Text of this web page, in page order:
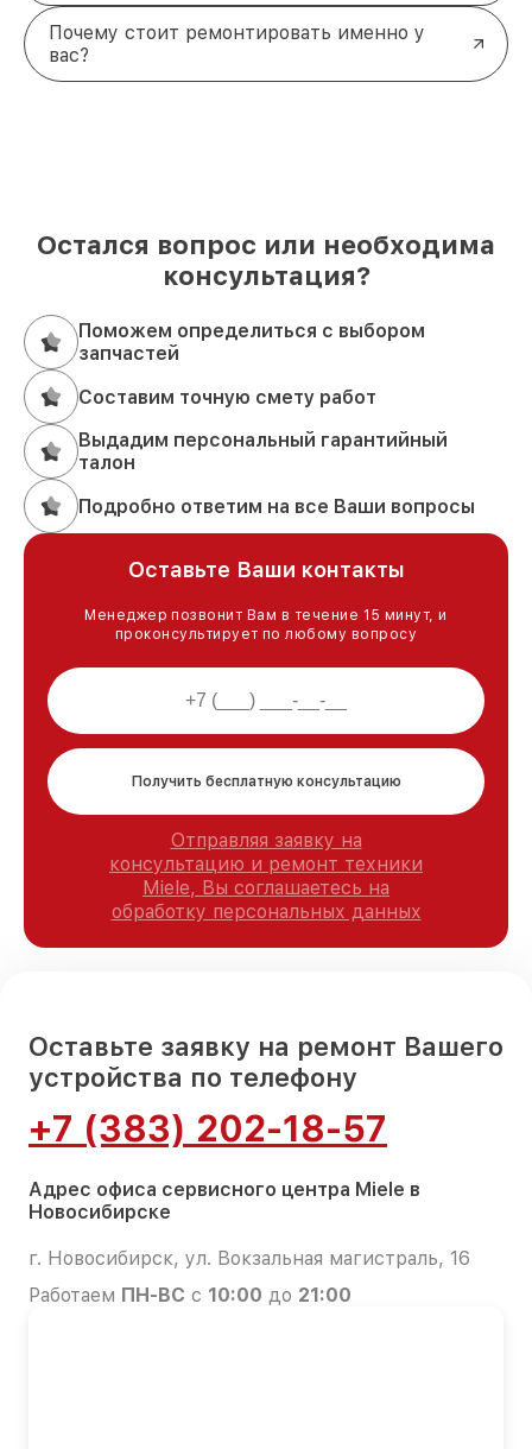
Почему стоит ремонтировать именно у
вас?
Остался вопрос или необходима
консультация?
Поможем определиться с выбором
запчастей
Составим точную смету работ
Выдадим персональный гарантийный
талон
Подробно ответим на все Ваши вопросы
Оставьте Ваши контакты
Менеджер позвонит Вам в течение 15 минут, и
проконсультирует по любому вопросу
Получить бесплатную консультацию
Отправляя заявку на
консультацию и ремонт техники
Miele, Вы соглашаетесь на
обработку персональных данных
Оставьте заявку на ремонт Вашего
устройства по телефону
+7 (383) 202-18-57
Адрес офиса сервисного центра Miele в
Новосибирске
г. Новосибирск, ул. Вокзальная магистраль, 16
Работаем ПН-ВС с 10:00 до 21:00